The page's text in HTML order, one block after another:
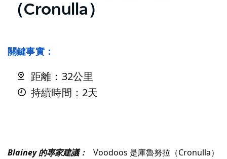
（Cronulla）
關鍵事實：
距離：32公里
持續時間：2天
Blainey 的專家建議：
Voodoos 是庫魯努拉（Cronulla）